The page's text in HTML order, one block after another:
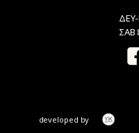
ΣΑΒ
developed by